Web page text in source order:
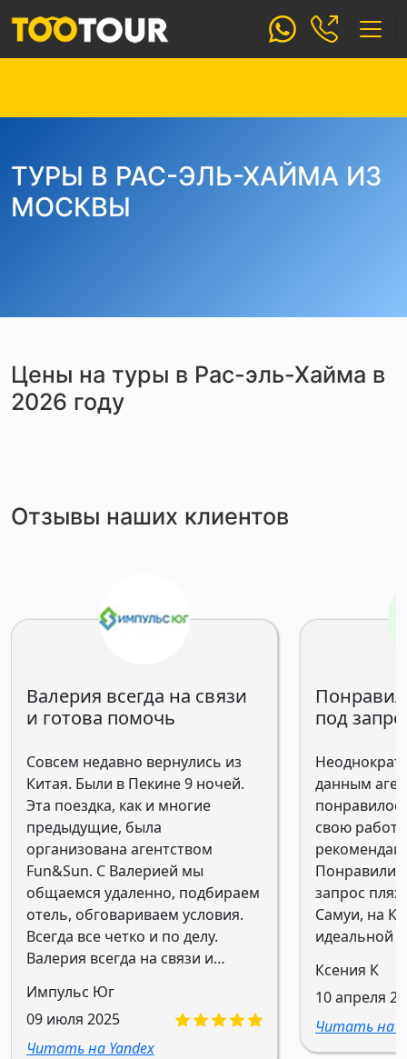
ТУРЫ В РАС-ЭЛЬ-ХАЙМА ИЗ
МОСКВЫ
Цены на туры в Рас-эль-Хайма в
2026 году
Отзывы наших клиентов
Валерия всегда на связи
и готова помочь
Совсем недавно вернулись из
Китая. Были в Пекине 9 ночей.
Эта поездка, как и многие
предыдущие, была
организована агентством
Fun&Sun. С Валерией мы
общаемся удаленно, подбираем
отель, обговариваем условия.
Всегда все четко и по делу.
Валерия всегда на связи и
агентство Fun&Sun за
организацию путешествий
нашей семьи без стрессов,
Импульс Юг
09 июля 2025
Читать на Yandex
под
данным
свою
запрос
Самуи, на
идеальной
Ксения К
10 апреля
Читать на